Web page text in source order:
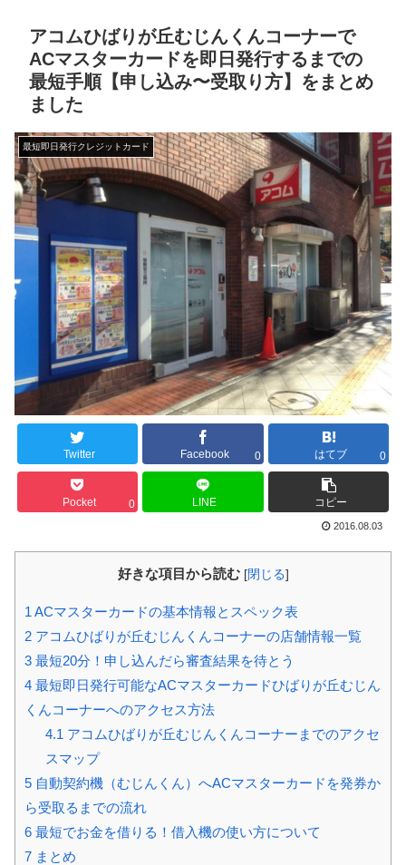
アコムひばりが丘むじんくんコーナーで
ACマスターカードを即日発行するまでの
最短手順【申し込み〜受取り方】をまとめ
ました
最短即日発行クレジットカード
Twitter Facebook 0 はてブ 0
Pocket 0 LINE コピー
2016.08.03
好きな項目から読む [閉じる]
1 ACマスターカードの基本情報とスペック表
2 アコムひばりが丘むじんくんコーナーの店舗情報一覧
3 最短20分！申し込んだら審査結果を待とう
4 最短即日発行可能なACマスターカードひばりが丘むじん
くんコーナーへのアクセス方法
4.1 アコムひばりが丘むじんくんコーナーまでのアクセ
スマップ
5 自動契約機（むじんくん）へACマスターカードを発券か
ら受取るまでの流れ
6 最短でお金を借りる！借入機の使い方について
7 まとめ